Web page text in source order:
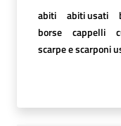
abiti abiti usati
borse
cappelli
scarpe e scarponi